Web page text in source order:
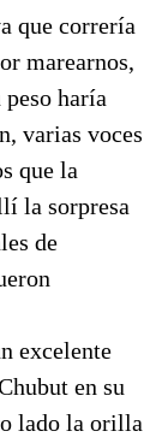
que correría
marearnos,
haría
varias voces
que la
la sorpresa
de
excelente
en su
lado la orilla